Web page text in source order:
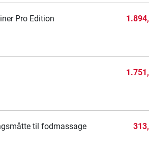
Pro Edition 1.894,
1.751,
til fodmassage 313,